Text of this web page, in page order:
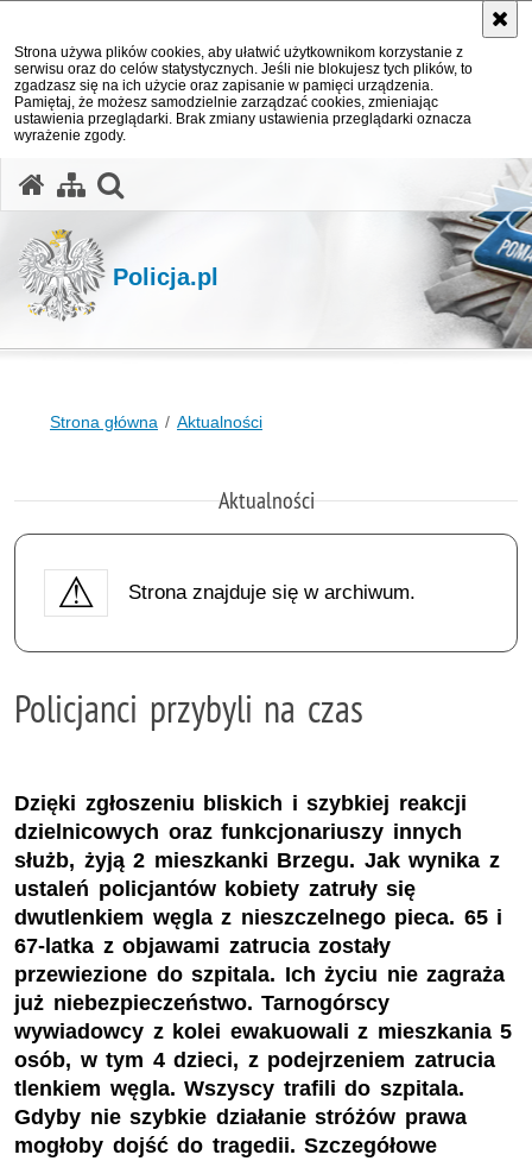
Strona używa plików cookies, aby ułatwić użytkownikom korzystanie z
serwisu oraz do celów statystycznych. Jeśli nie blokujesz tych plików, to
zgadzasz się na ich użycie oraz zapisanie w pamięci urządzenia.
Pamiętaj, że możesz samodzielnie zarządzać cookies, zmieniając
ustawienia przeglądarki. Brak zmiany ustawienia przeglądarki oznacza
wyrażenie zgody.
Policja.pl
Strona główna Aktualności
Aktualności
Strona znajduje się w archiwum.
Policjanci przybyli na czas
Dzięki zgłoszeniu bliskich i szybkiej reakcji
dzielnicowych oraz funkcjonariuszy innych
służb, żyją 2 mieszkanki Brzegu. Jak wynika z
ustaleń policjantów kobiety zatruły się
dwutlenkiem węgla z nieszczelnego pieca. 65 i
67-latka z objawami zatrucia zostały
przewiezione do szpitala. Ich życiu nie zagraża
już niebezpieczeństwo. Tarnogórscy
wywiadowcy z kolei ewakuowali z mieszkania 5
osób, w tym 4 dzieci, z podejrzeniem zatrucia
tlenkiem węgla. Wszyscy trafili do szpitala.
Gdyby nie szybkie działanie stróżów prawa
mogłoby dojść do tragedii. Szczegółowe